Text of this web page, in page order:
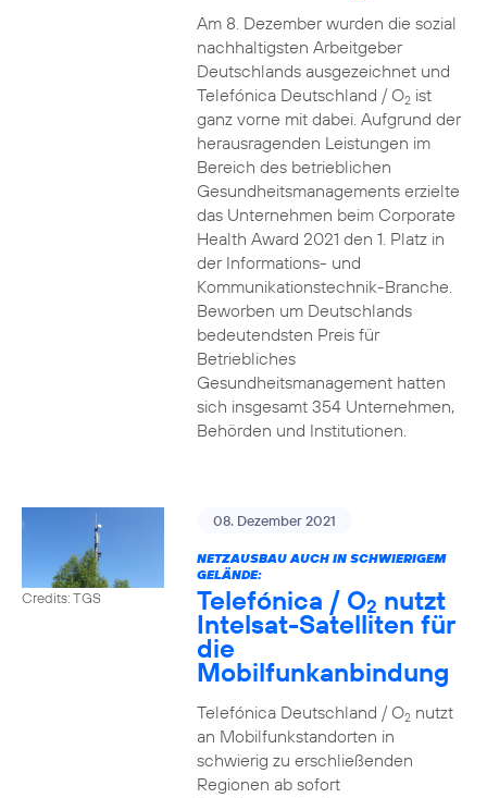
Am 8. Dezember wurden die sozial
nachhaltigsten Arbeitgeber
Deutschlands ausgezeichnet und
Telefónica Deutschland / O2ist
ganz vorne mit dabei. Aufgrund der
herausragenden Leistungen im
Bereich des betrieblichen
Gesundheitsmanagements erzielte
das Unternehmen beim Corporate
Health Award 2021 den 1. Platz in
der Informations- und
Kommunikationstechnik-Branche.
Beworben um Deutschlands
bedeutendsten Preis für
Betriebliches
Gesundheitsmanagement hatten
sich insgesamt 354 Unternehmen,
Behörden und Institutionen.
Credits: TGS
08. Dezember 2021
NETZAUSBAU AUCH IN SCHWIERIGEM
GELÄNDE:
Telefónica / O2 nutzt
Intelsat-Satelliten für
die
Mobilfunkanbindung
Telefónica Deutschland / O2nutzt
an Mobilfunkstandorten in
schwierig zu erschließenden
Regionen ab sofort